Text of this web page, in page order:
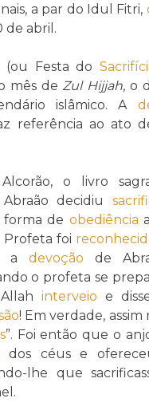
a par do Idul Fitri,
de abril.
(ou Festa do
mês de Zul Hijjah, o
islâmico. A
referência ao ato
o livro
decidiu
forma de obediência
Profeta foi
adevoção de
o profeta se
interveio e
! Em verdade,
”. Foi então que o
dos céus e
lhe que